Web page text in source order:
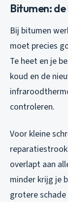
Bitumen:
Bij bitumen
moet precies
Te heet en je
koud en de
controleren.
Voor kleine
overlapt aan
minder krijg je
grotere